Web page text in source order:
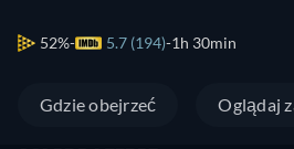
52% 5.7 (194) 1h 30min
Gdzie obejrzeć Oglądaj